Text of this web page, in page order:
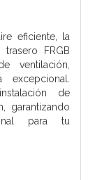
eficiente, la
FRGB
ventilación,
de
garantizando
para tu